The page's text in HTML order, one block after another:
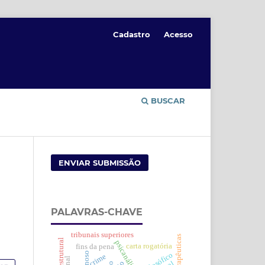
BUSCAR
Cadastro Acesso
ENVIAR SUBMISSÃO
PALAVRAS-CHAVE
crime psicanálise
fins da pena carta rogatória
tribunais superiores